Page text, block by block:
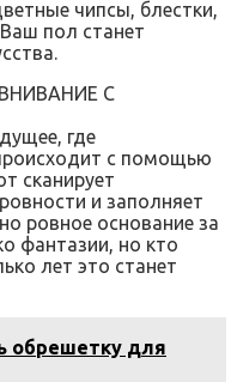
чипсы, блестки,
пол станет
С
где
с помощью
сканирует
и заполняет
ровное основание за
фантазии, но кто
лет это станет
обрешетку для